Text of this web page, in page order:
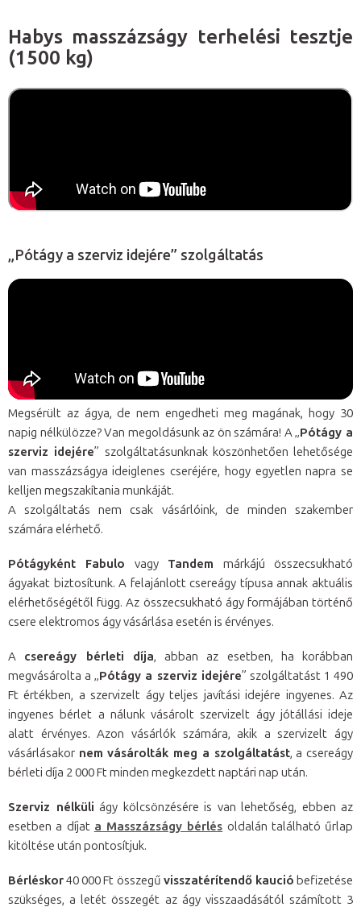
Habys masszázságy terhelési tesztje
(1500 kg)
„Pótágy a szerviz idejére” szolgáltatás
Megsérült az ágya, de nem engedheti meg magának, hogy 30
napig nélkülözze? Van megoldásunk az ön számára! A „Pótágy a
szerviz idejére” szolgáltatásunknak köszönhetően lehetősége
van masszázságya ideiglenes cseréjére, hogy egyetlen napra se
kelljen megszakítania munkáját.
A szolgáltatás nem csak vásárlóink, de minden szakember
számára elérhető.
Pótágyként Fabulo vagy Tandem márkájú összecsukható
ágyakat biztosítunk. A felajánlott csereágy típusa annak aktuális
elérhetőségétől függ. Az összecsukható ágy formájában történő
csere elektromos ágy vásárlása esetén is érvényes.
A csereágy bérleti díja, abban az esetben, ha korábban
megvásárolta a „Pótágy a szerviz idejére” szolgáltatást 1 490
Ft értékben, a szervizelt ágy teljes javítási idejére ingyenes. Az
ingyenes bérlet a nálunk vásárolt szervizelt ágy jótállási ideje
alatt érvényes. Azon vásárlók számára, akik a szervizelt ágy
vásárlásakor nem vásárolták meg a szolgáltatást, a csereágy
bérleti díja 2 000 Ft minden megkezdett naptári nap után.
Szerviz nélküli ágy kölcsönzésére is van lehetőség, ebben az
esetben a díjat a Masszázságy bérlés oldalán található űrlap
kitöltése után pontosítjuk.
Bérléskor40 000 Ft összegű visszatérítendő kaució befizetése
szükséges, a letét összegét az ágy visszaadásától számított 3